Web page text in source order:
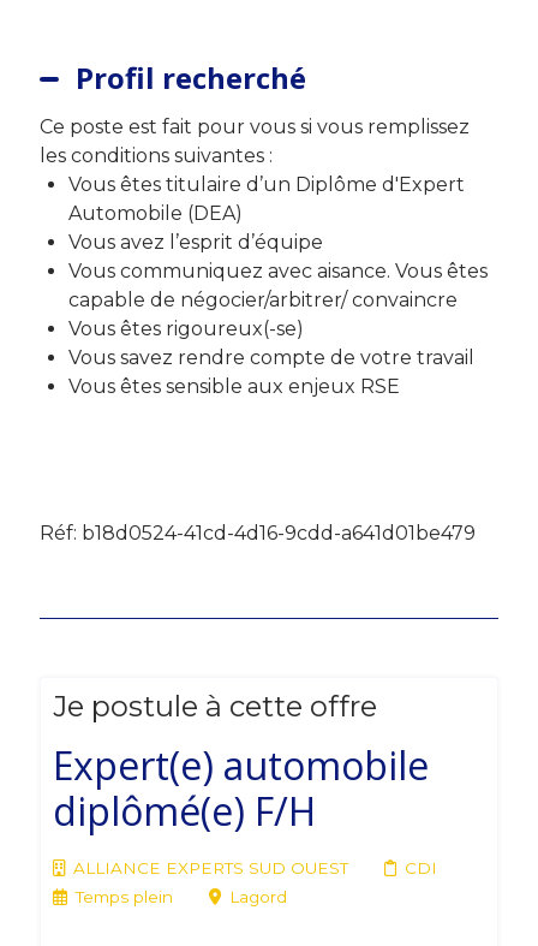
Profil recherché
Ce poste est fait pour vous si vous remplissez
les conditions suivantes :
Vous êtes titulaire d’un Diplôme d'Expert
Automobile (DEA)
Vous avez l’esprit d’équipe
Vous communiquez avec aisance. Vous êtes
capable de négocier/arbitrer/ convaincre
Vous êtes rigoureux(-se)
Vous savez rendre compte de votre travail
Vous êtes sensible aux enjeux RSE
Réf: b18d0524-41cd-4d16-9cdd-a641d01be479
Je postule à cette offre
Expert(e) automobile
diplômé(e) F/H
ALLIANCE EXPERTS SUD OUEST
CDI
Temps plein
Lagord